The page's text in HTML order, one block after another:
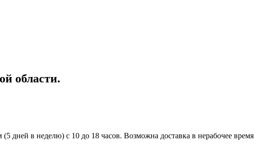
области.
дней в неделю) с 10 до 18 часов. Возможна доставка в нерабочее время